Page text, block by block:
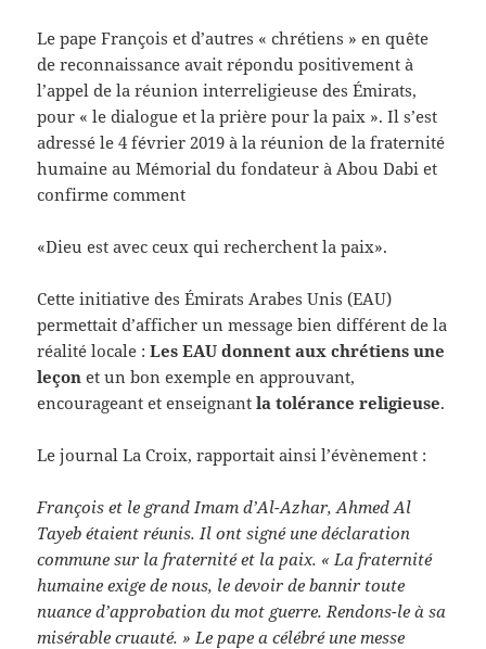
Le pape François et d’autres « chrétiens » en quête
de reconnaissance avait répondu positivement à
l’appel de la réunion interreligieuse des Émirats,
pour « le dialogue et la prière pour la paix ». Il s’est
adressé le 4 février 2019 à la réunion de la fraternité
humaine au Mémorial du fondateur à Abou Dabi et
confirme comment
«Dieu est avec ceux qui recherchent la paix».
Cette initiative des Émirats Arabes Unis (EAU)
permettait d’afficher un message bien différent de la
réalité locale :Les EAU donnent aux chrétiens une
leçon et un bon exemple en approuvant,
encourageant et enseignantla tolérance religieuse.
Le journal La Croix, rapportait ainsi l’évènement :
François et le grand Imam d’Al-Azhar, Ahmed Al
Tayeb étaient réunis. Il ont signé une déclaration
commune sur la fraternité et la paix. « La fraternité
humaine exige de nous, le devoir de bannir toute
nuance d’approbation du mot guerre. Rendons-le à sa
misérable cruauté. » Le pape a célébré une messe